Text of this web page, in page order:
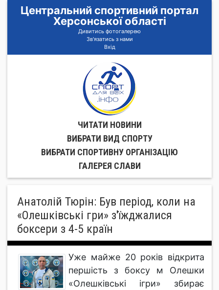
Центральний спортивний портал
Херсонської області
Дивитись фотогалерею
Зв'язатись з нами
Вхід
ЧИТАТИ НОВИНИ
ВИБРАТИ ВИД СПОРТУ
ВИБРАТИ СПОРТИВНУ ОРГАНIЗАЦIЮ
ГАЛЕРЕЯ СЛАВИ
Анатолій Тюрін: Був період, коли на
«Олешківські гри» з'їжджалися
боксери з 4-5 країн
Уже майже 20 років відкрита
першість з боксу м Олешки
«Олешківські ігри» збирає